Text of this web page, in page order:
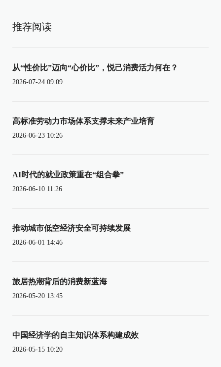
推荐阅读
从“性价比”迈向“心价比”，悦己消费活力何在？
2026-07-24 09:09
高标准劳动力市场体系支撑未来产业培育
2026-06-23 10:26
AI时代的就业政策重在“组合拳”
2026-06-10 11:26
推动城市低空经济安全可持续发展
2026-06-01 14:46
旅居热潮背后的消费新蓝海
2026-05-20 13:45
中国经济学的自主知识体系构建成效
2026-05-15 10:20